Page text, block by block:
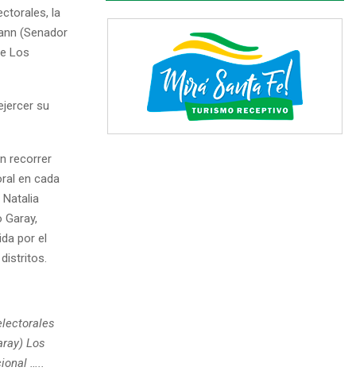
la
(Senador
Los
su
recorrer
en cada
por el
Los
…..